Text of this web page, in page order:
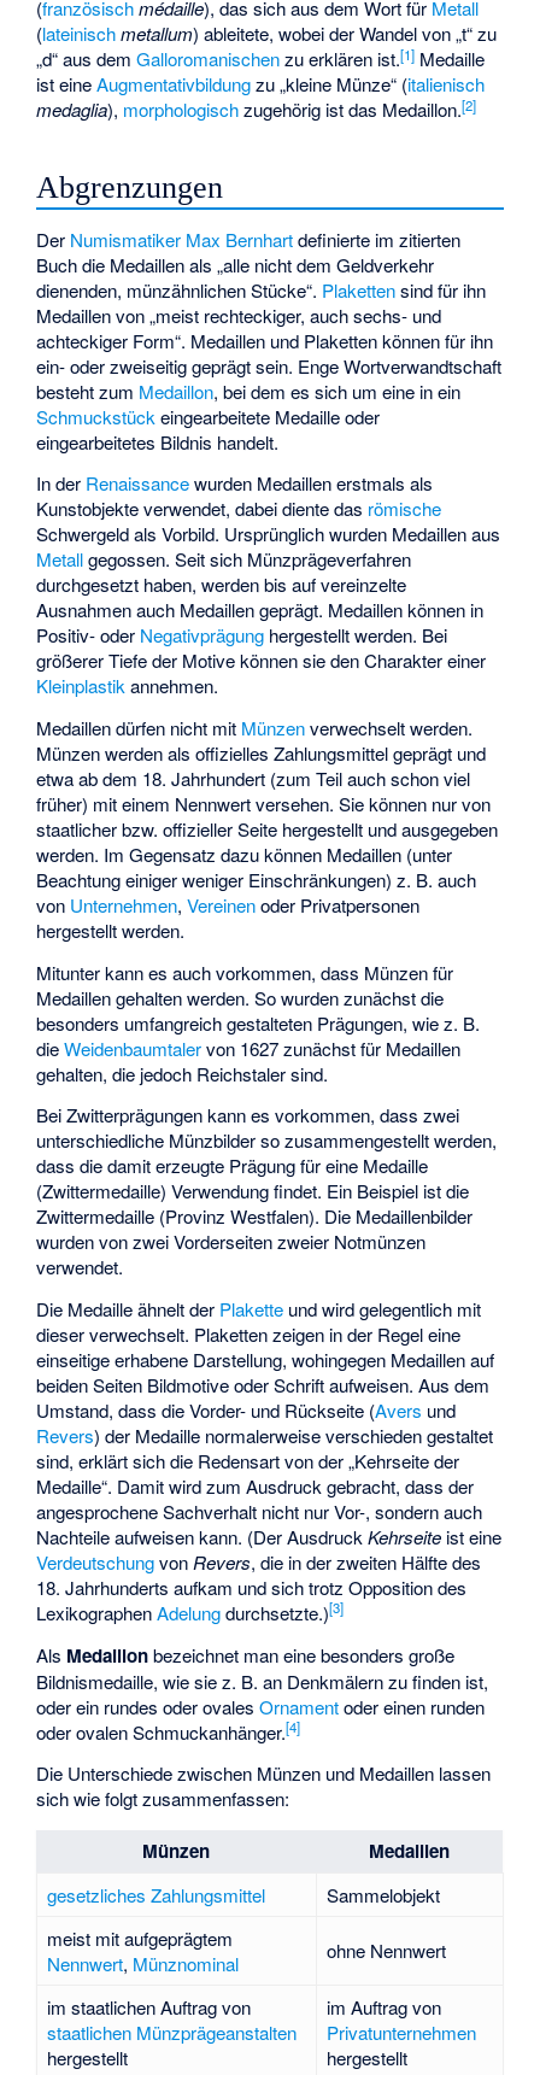
(französisch médaille), das sich aus dem Wort für Metall
(lateinisch metallum) ableitete, wobei der Wandel von „t“ zu
„d“ aus demGalloromanischenzu erklären ist.[1] Medaille
ist eineAugmentativbildungzu „kleine Münze“ (italienisch
medaglia), morphologischzugehörig ist das Medaillon.[2]
Abgrenzungen
Der Numismatiker Max Bernhartdefinierte im zitierten
Buch die Medaillen als „alle nicht dem Geldverkehr
dienenden, münzähnlichen Stücke“. Plakettensind für ihn
Medaillen von „meist rechteckiger, auch sechs- und
achteckiger Form“. Medaillen und Plaketten können für ihn
ein- oder zweiseitig geprägt sein. Enge Wortverwandtschaft
besteht zum Medaillon, bei dem es sich um eine in ein
Schmuckstück eingearbeitete Medaille oder
eingearbeitetes Bildnis handelt.
In der Renaissancewurden Medaillen erstmals als
Kunstobjekte verwendet, dabei diente das römische
Schwergeld als Vorbild. Ursprünglich wurden Medaillen aus
Metallgegossen. Seit sich Münzprägeverfahren
durchgesetzt haben, werden bis auf vereinzelte
Ausnahmen auch Medaillen geprägt. Medaillen können in
Positiv- oder Negativprägung hergestellt werden. Bei
größerer Tiefe der Motive können sie den Charakter einer
Kleinplastikannehmen.
Medaillen dürfen nicht mit Münzenverwechselt werden.
Münzen werden als offizielles Zahlungsmittel geprägt und
etwa ab dem 18. Jahrhundert (zum Teil auch schon viel
früher) mit einem Nennwert versehen. Sie können nur von
staatlicher bzw. offizieller Seite hergestellt und ausgegeben
werden. Im Gegensatz dazu können Medaillen (unter
Beachtung einiger weniger Einschränkungen) z. B. auch
von Unternehmen,Vereinenoder Privatpersonen
hergestellt werden.
Mitunter kann es auch vorkommen, dass Münzen für
Medaillen gehalten werden. So wurden zunächst die
besonders umfangreich gestalteten Prägungen, wie z. B.
dieWeidenbaumtalervon 1627 zunächst für Medaillen
gehalten, die jedoch Reichstaler sind.
BeiZwitterprägungenkann es vorkommen, dass zwei
unterschiedliche Münzbilder so zusammengestellt werden,
dass die damit erzeugte Prägung für eine Medaille
(Zwittermedaille) Verwendung findet. Ein Beispiel ist die
Zwittermedaille (Provinz Westfalen). Die Medaillenbilder
wurden von zwei Vorderseiten zweier Notmünzen
verwendet.
Die Medaille ähnelt der Plakette und wird gelegentlich mit
dieser verwechselt. Plaketten zeigen in der Regel eine
einseitige erhabene Darstellung, wohingegen Medaillen auf
beiden Seiten Bildmotive oder Schrift aufweisen. Aus dem
Umstand, dass die Vorder- und Rückseite (Avers und
Revers) der Medaille normalerweise verschieden gestaltet
sind, erklärt sich die Redensart von der „Kehrseite der
Medaille“. Damit wird zum Ausdruck gebracht, dass der
angesprochene Sachverhalt nicht nur Vor-, sondern auch
Nachteile aufweisen kann. (Der AusdruckKehrseite ist eine
Verdeutschungvon Revers, die in der zweiten Hälfte des
18. Jahrhunderts aufkam und sich trotz Opposition des
LexikographenAdelungdurchsetzte.)[3]
Als Medaillonbezeichnet man eine besonders große
Bildnismedaille, wie sie z. B. an Denkmälern zu finden ist,
oder ein rundes oder ovalesOrnamentoder einen runden
oder ovalen Schmuckanhänger.[4]
Die Unterschiede zwischen Münzen und Medaillen lassen
sich wie folgt zusammenfassen:
Münzen Medaillen
gesetzliches Zahlungsmittel
Sammelobjekt
meist mit aufgeprägtem
Nennwert, Münznominal
ohne Nennwert
im staatlichen Auftrag von
staatlichen Münzprägeanstalten
hergestellt
im Auftrag von
Privatunternehmen
hergestellt